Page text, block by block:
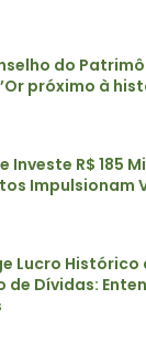
do
próximo à
Investe R$ 185
Impulsionam
Lucro
de Dívidas: